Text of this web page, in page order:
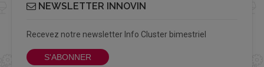
NEWSLETTER INNOVIN
Recevez notre newsletter Info Cluster bimestriel
S'ABONNER